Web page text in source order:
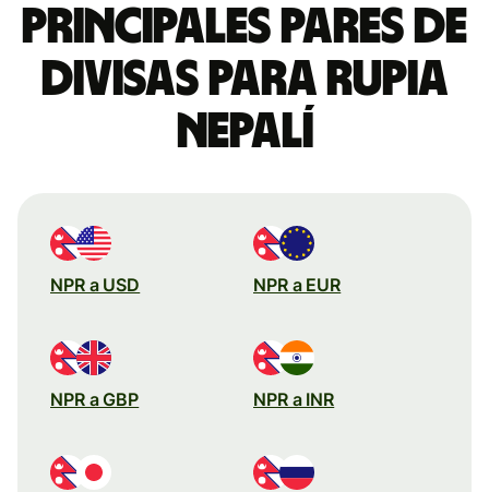
Principales pares de
divisas para rupia
nepalí
NPR a USD NPR a EUR
NPR a GBP NPR a INR